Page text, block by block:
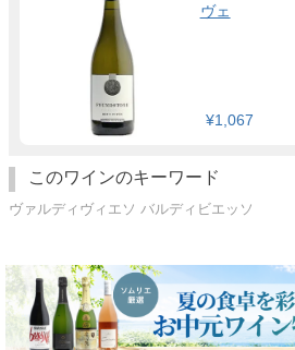
ヴェ
¥1,067
このワインのキーワード
ヴァルディヴィエソ バルディビエッソ